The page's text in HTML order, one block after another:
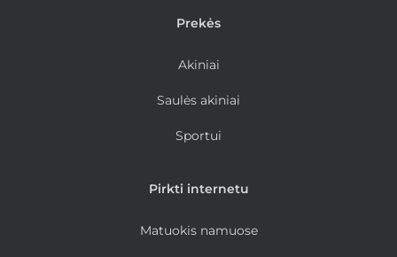
Prekės
Akiniai
Saulės akiniai
Sportui
Pirkti internetu
Matuokis namuose